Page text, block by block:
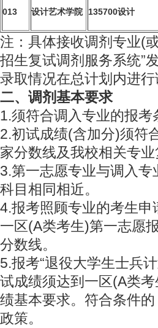
013 设计艺术学院 135700设计
注：具体接收调剂专业(
招生复试调剂服务系统”
录取情况在总计划内进行
二、调剂基本要求
1.须符合调入专业的报考
2.初试成绩(含加分)须符
家分数线及我校相关专业
3.第一志愿专业与调入
科目相同相近。
4.报考照顾专业的考生
一区(A类考生)第一志愿
分数线。
5.报考“退役大学生士兵
试成绩须达到一区(A类
绩基本要求。符合条件
政策。